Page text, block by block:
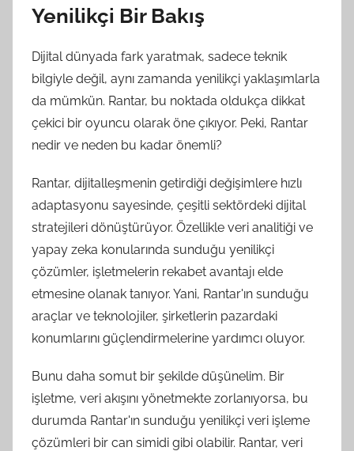
Yenilikçi Bir Bakış
Dijital dünyada fark yaratmak, sadece teknik
bilgiyle değil, aynı zamanda yenilikçi yaklaşımlarla
da mümkün. Rantar, bu noktada oldukça dikkat
çekici bir oyuncu olarak öne çıkıyor. Peki, Rantar
nedir ve neden bu kadar önemli?
Rantar, dijitalleşmenin getirdiği değişimlere hızlı
adaptasyonu sayesinde, çeşitli sektördeki dijital
stratejileri dönüştürüyor. Özellikle veri analitiği ve
yapay zeka konularında sunduğu yenilikçi
çözümler, işletmelerin rekabet avantajı elde
etmesine olanak tanıyor. Yani, Rantar'ın sunduğu
araçlar ve teknolojiler, şirketlerin pazardaki
konumlarını güçlendirmelerine yardımcı oluyor.
Bunu daha somut bir şekilde düşünelim. Bir
işletme, veri akışını yönetmekte zorlanıyorsa, bu
durumda Rantar'ın sunduğu yenilikçi veri işleme
çözümleri bir can simidi gibi olabilir. Rantar, veri